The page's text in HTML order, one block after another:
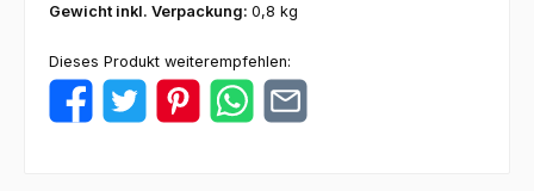
Gewicht inkl. Verpackung: 0,8 kg
Dieses Produkt weiterempfehlen: